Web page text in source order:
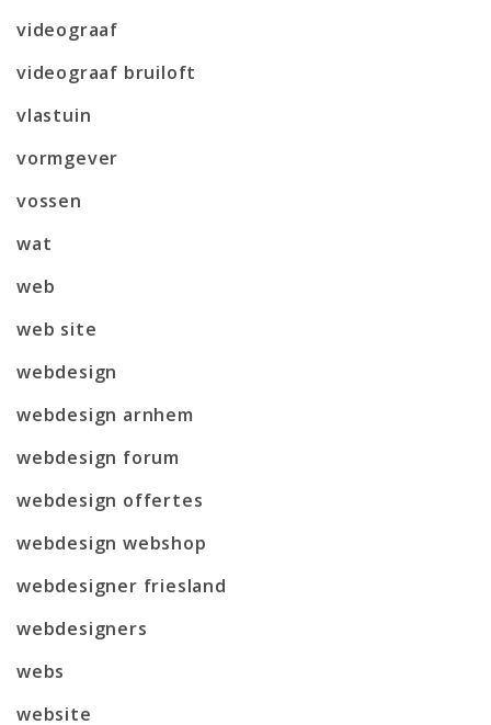
videograaf
videograaf bruiloft
vlastuin
vormgever
vossen
wat
web
web site
webdesign
webdesign arnhem
webdesign forum
webdesign offertes
webdesign webshop
webdesigner friesland
webdesigners
webs
website